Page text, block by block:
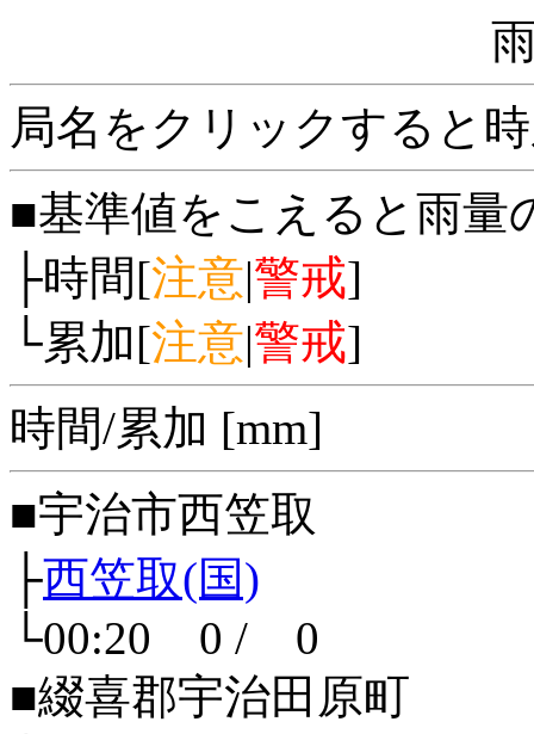
局名をクリックすると
■基準値をこえると雨量
├時間[注意|警戒]
└累加[注意|警戒]
時間/累加 [mm]
■宇治市西笠取
├西笠取(国)
└00:20 0 / 0
■綴喜郡宇治田原町